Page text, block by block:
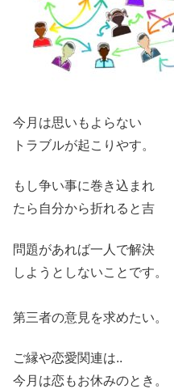
今月は思いもよらない
トラブルが起こりやす。
もし争い事に巻き込まれ
たら自分から折れると吉
問題があれば一人で解決
しようとしないことです。
第三者の意見を求めたい。
ご縁や恋愛関連は..
今月は恋もお休みのとき。